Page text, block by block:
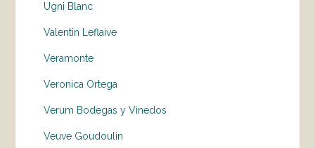
Ugni Blanc
Valentin Leflaive
Veramonte
Veronica Ortega
Verum Bodegas y Vinedos
Veuve Goudoulin